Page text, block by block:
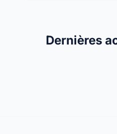
Dernières